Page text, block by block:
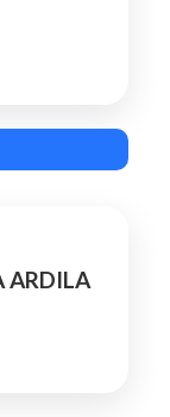
ARDILA